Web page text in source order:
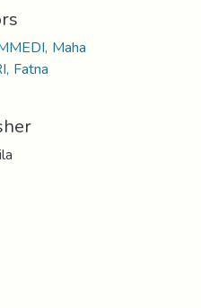
Maha
Fatna